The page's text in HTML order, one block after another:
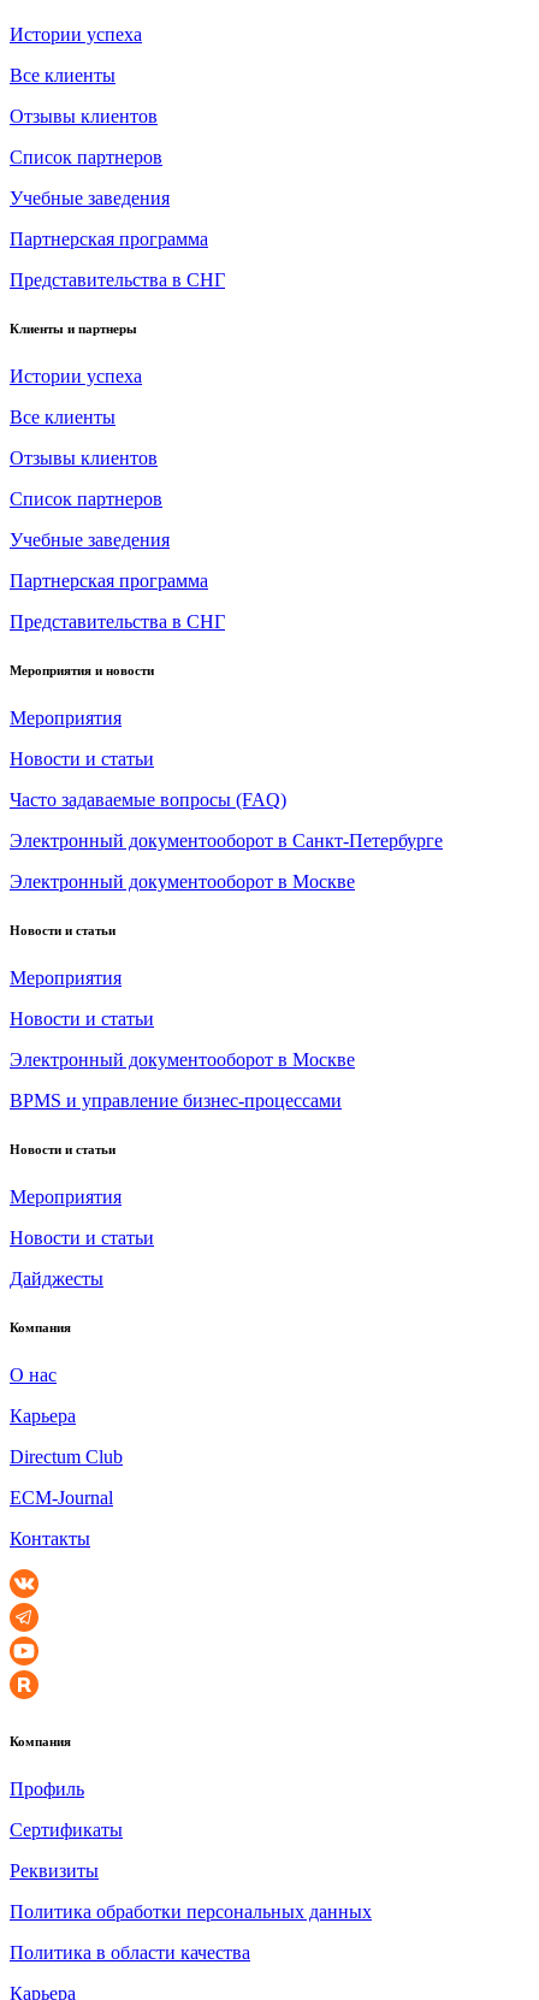
Истории успеха
Все клиенты
Отзывы клиентов
Список партнеров
Учебные заведения
Партнерская программа
Представительства в СНГ
Клиенты и партнеры
Истории успеха
Все клиенты
Отзывы клиентов
Список партнеров
Учебные заведения
Партнерская программа
Представительства в СНГ
Мероприятия и новости
Мероприятия
Новости и статьи
Часто задаваемые вопросы (FAQ)
Электронный документооборот в Санкт-Петербурге
Электронный документооборот в Москве
Новости и статьи
Мероприятия
Новости и статьи
Электронный документооборот в Москве
BPMS и управление бизнес-процессами
Новости и статьи
Мероприятия
Новости и статьи
Дайджесты
Компания
О нас
Карьера
Directum Club
ECM-Journal
Контакты
Компания
Профиль
Сертификаты
Реквизиты
Политика обработки персональных данных
Политика в области качества
Карьера